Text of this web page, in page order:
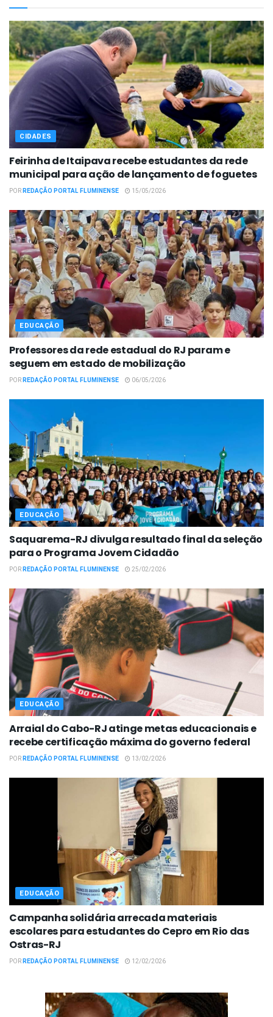
CIDADES
Feirinha de Itaipava recebe estudantes da rede
municipal para ação de lançamento de foguetes
PORREDAÇÃO PORTAL FLUMINENSE 15/05/2026
EDUCAÇÃO
Professores da rede estadual do RJ param e
seguem em estado de mobilização
PORREDAÇÃO PORTAL FLUMINENSE 06/05/2026
EDUCAÇÃO
Saquarema-RJ divulga resultado final da seleção
para o Programa Jovem Cidadão
PORREDAÇÃO PORTAL FLUMINENSE 25/02/2026
EDUCAÇÃO
Arraial do Cabo-RJ atinge metas educacionais e
recebe certificação máxima do governo federal
PORREDAÇÃO PORTAL FLUMINENSE 13/02/2026
EDUCAÇÃO
Campanha solidária arrecada materiais
escolares para estudantes do Cepro em Rio das
Ostras-RJ
PORREDAÇÃO PORTAL FLUMINENSE 12/02/2026